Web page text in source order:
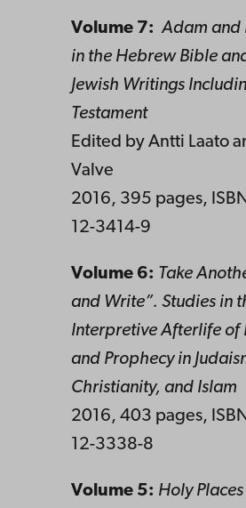
Volume 7:Adam and
in the Hebrew Bible
Jewish Writings
Testament
Edited by Antti Laato
Valve
2016, 395 pages,
12-3414-9
Volume 6: Take
and Write”. Studies in
Interpretive Afterlife of
and Prophecy in
Christianity, and Islam
2016, 403 pages,
12-3338-8
Volume 5: Holy